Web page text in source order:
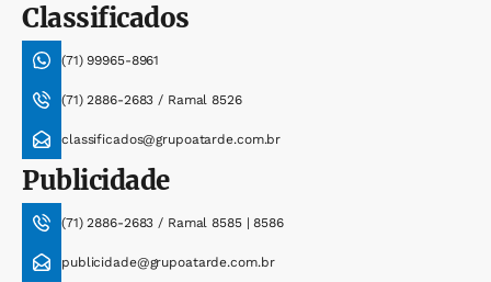
Classificados
(71) 99965-8961
(71) 2886-2683 / Ramal 8526
classificados@grupoatarde.com.br
Publicidade
(71) 2886-2683 / Ramal 8585 | 8586
publicidade@grupoatarde.com.br